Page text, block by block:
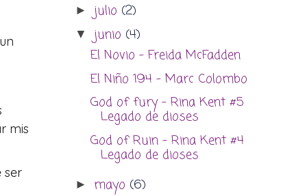
mis
ser
► julio (2)
▼ junio (4)
El Novio - Freida McFadden
El Niño 194 - Marc Colombo
God of fury - Rina Kent #5
Legado de dioses
God of Ruin - Rina Kent #4
Legado de dioses
► mayo (6)